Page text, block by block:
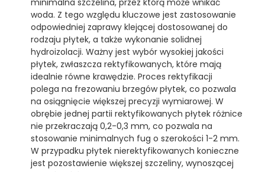
woda. Z tego względu kluczowe jest zastosowanie
odpowiedniej zaprawy klejącej dostosowanej do
rodzaju płytek, a także wykonanie solidnej
hydroizolacji. Ważny jest wybór wysokiej jakości
płytek, zwłaszcza rektyfikowanych, które mają
idealnie równe krawędzie. Proces rektyfikacji
polega na frezowaniu brzegów płytek, co pozwala
na osiągnięcie większej precyzji wymiarowej. W
obrębie jednej partii rektyfikowanych płytek różnice
nie przekraczają 0,2-0,3 mm, co pozwala na
stosowanie minimalnych fug o szerokości 1-2 mm.
W przypadku płytek nierektyfikowanych konieczne
jest pozostawienie większej szczeliny, wynoszącej